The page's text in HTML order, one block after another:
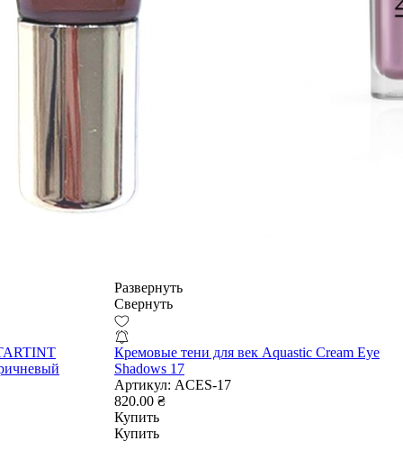
Развернуть
Свернуть
Кремовые тени для век Aquastic Cream Eye
Shadows 17
Артикул: ACES-17
820.00 ₴
Купить
Купить